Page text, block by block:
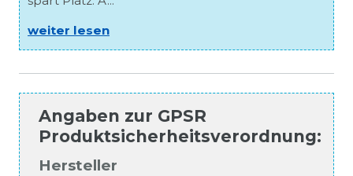
weiter lesen
Angaben zur GPSR
Produktsicherheitsverordnung:
Hersteller